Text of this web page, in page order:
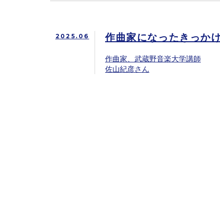
2025.06 作曲家になったきっか
作曲家、武蔵野音楽大学講師
佐山紀彦さん